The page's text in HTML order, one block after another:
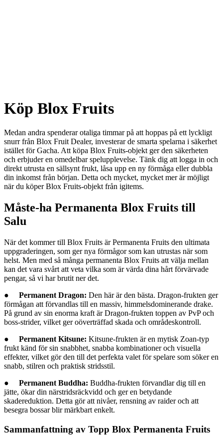
Köp Blox Fruits
Medan andra spenderar otaliga timmar på att hoppas på ett lyckligt
snurr från Blox Fruit Dealer, investerar de smarta spelarna i säkerhet
istället för Gacha. Att köpa Blox Fruits-objekt ger den säkerheten
och erbjuder en omedelbar spelupplevelse. Tänk dig att logga in och
direkt utrusta en sällsynt frukt, låsa upp en ny förmåga eller dubbla
din inkomst från början. Detta och mycket, mycket mer är möjligt
när du köper Blox Fruits-objekt från igitems.
Måste-ha Permanenta Blox Fruits till
Salu
När det kommer till Blox Fruits är Permanenta Fruits den ultimata
uppgraderingen, som ger nya förmågor som kan utrustas när som
helst. Men med så många permanenta Blox Fruits att välja mellan
kan det vara svårt att veta vilka som är värda dina hårt förvärvade
pengar, så vi har brutit ner det.
● Permanent Dragon: Den här är den bästa. Dragon-frukten ger
förmågan att förvandlas till en massiv, himmelsdominerande drake.
På grund av sin enorma kraft är Dragon-frukten toppen av PvP och
boss-strider, vilket ger oöverträffad skada och områdeskontroll.
● Permanent Kitsune: Kitsune-frukten är en mytisk Zoan-typ
frukt känd för sin snabbhet, snabba kombinationer och visuella
effekter, vilket gör den till det perfekta valet för spelare som söker en
snabb, stilren och praktisk stridsstil.
● Permanent Buddha: Buddha-frukten förvandlar dig till en
jätte, ökar din närstridsräckvidd och ger en betydande
skadereduktion. Detta gör att nivåer, rensning av raider och att
besegra bossar blir märkbart enkelt.
Sammanfattning av Topp Blox Permanenta Fruits